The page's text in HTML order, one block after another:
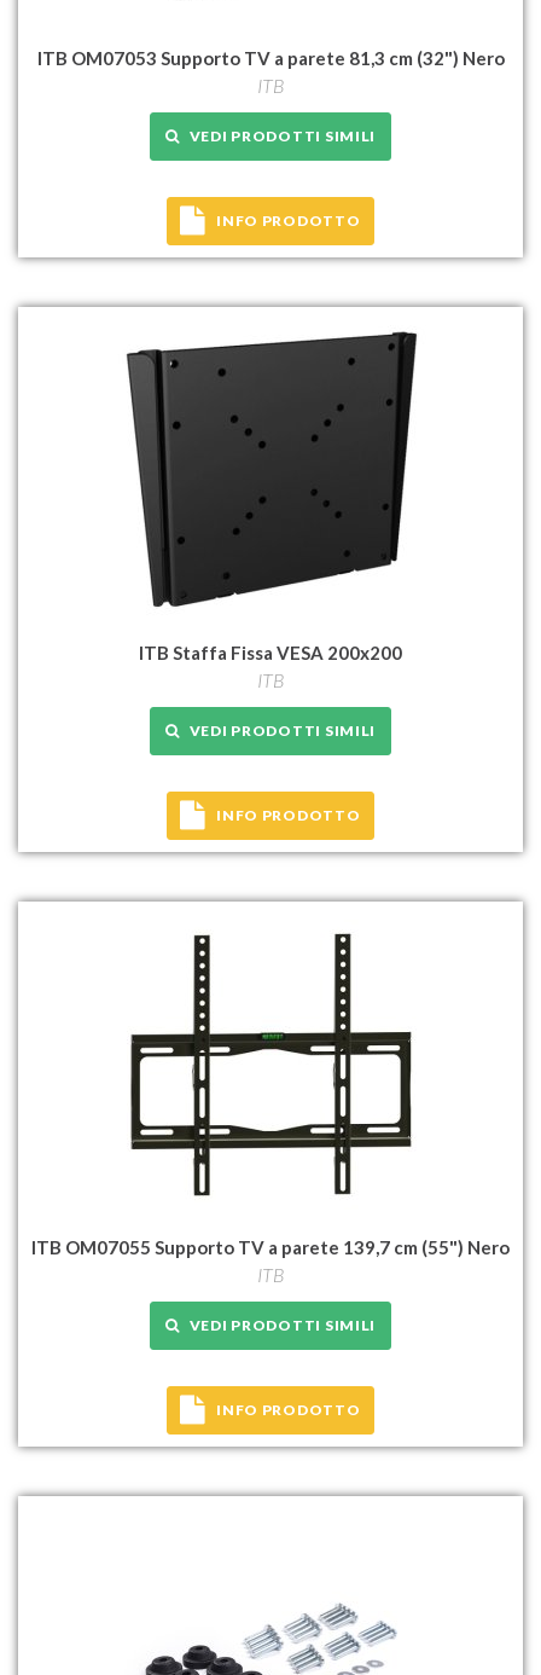
ITB OM07053 Supporto TV a parete 81,3 cm (32") Nero
ITB
VEDI PRODOTTI SIMILI
INFO PRODOTTO
ITB Staffa Fissa VESA 200x200
ITB
VEDI PRODOTTI SIMILI
INFO PRODOTTO
ITB OM07055 Supporto TV a parete 139,7 cm (55") Nero
ITB
VEDI PRODOTTI SIMILI
INFO PRODOTTO